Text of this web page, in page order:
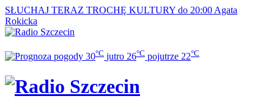
SŁUCHAJ TERAZ TROCHĘ KULTURY do 20:00 Agata
Rokicka
30°C jutro 26°C pojutrze 22°C